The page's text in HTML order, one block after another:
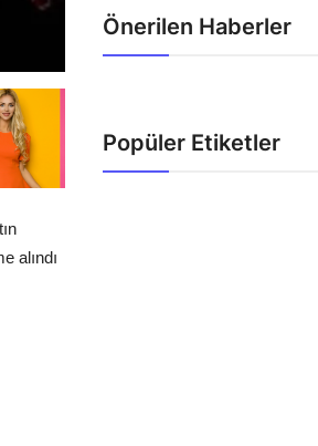
alındı
Önerilen Haberler
Popüler Etiketler